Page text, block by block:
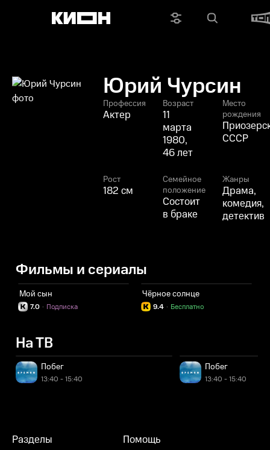
Юрий Чурсин
Профессия
Актер
Возраст
11
марта
1980,
46 лет
Место
рождения
СССР
Рост
182 см
Семейное
положение
Состоит
в браке
Жанры
Драма,
комедия,
детектив
Фильмы и сериалы
Мой сын
7.0 Подписка
·
Чёрное солнце
9.4 Бесплатно
·
На ТВ
Побег
13:40 - 15:40
Побег
13:40 - 15:40
Разделы Помощь